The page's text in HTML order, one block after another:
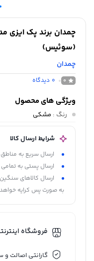
(سوئیس)
چمدان
0
0 دیدگاه
ویژگی های محصول
رنگ : مشکی
شرایط ارسال کالا
ارسال سریع به مناطق 1 الی 14 تهران
ارسال پستی به
ارسال کالاهای
به صورت پس کرایه
فروشگاه
گارانتی اصالت و